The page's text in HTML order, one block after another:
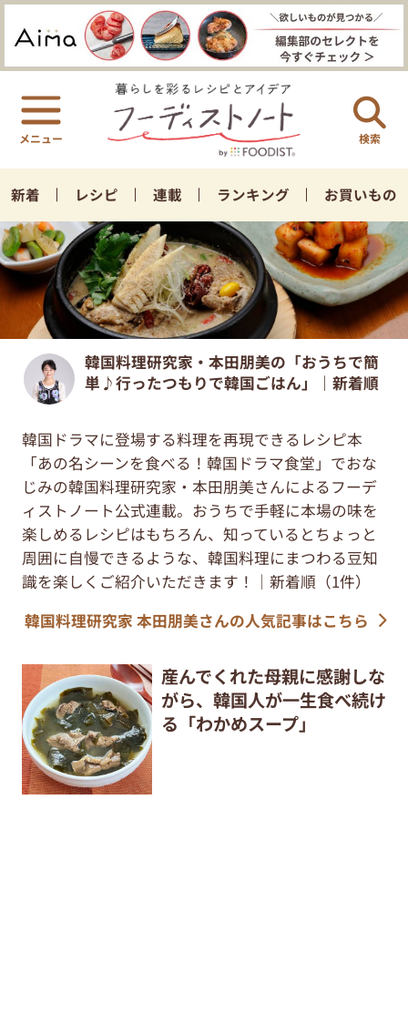
検索
新着 レシピ 連載 ランキング お買いもの
韓国料理研究家・本田朋美の「おうちで簡
単♪行ったつもりで韓国ごはん」｜新着順
韓国ドラマに登場する料理を再現できるレシピ本
「あの名シーンを食べる！韓国ドラマ食堂」でおな
じみの韓国料理研究家・本田朋美さんによるフーデ
ィストノート公式連載。おうちで手軽に本場の味を
楽しめるレシピはもちろん、知っているとちょっと
周囲に自慢できるような、韓国料理にまつわる豆知
識を楽しくご紹介いただきます！｜新着順（1件）
韓国料理研究家 本田朋美さんの人気記事はこちら
産んでくれた母親に感謝しな
がら、韓国人が一生食べ続け
る「わかめスープ」